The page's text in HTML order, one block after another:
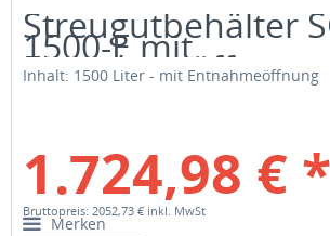
Streugutbehälter
1500-E mit
Entnahmeöffnung
Inhalt: 1500 Liter - mit Entnahmeöffnung
1.724,98 € *
Bruttopreis: 2052,73 € inkl. MwSt
Merken